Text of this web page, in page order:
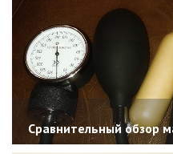
Сравнительный обзор